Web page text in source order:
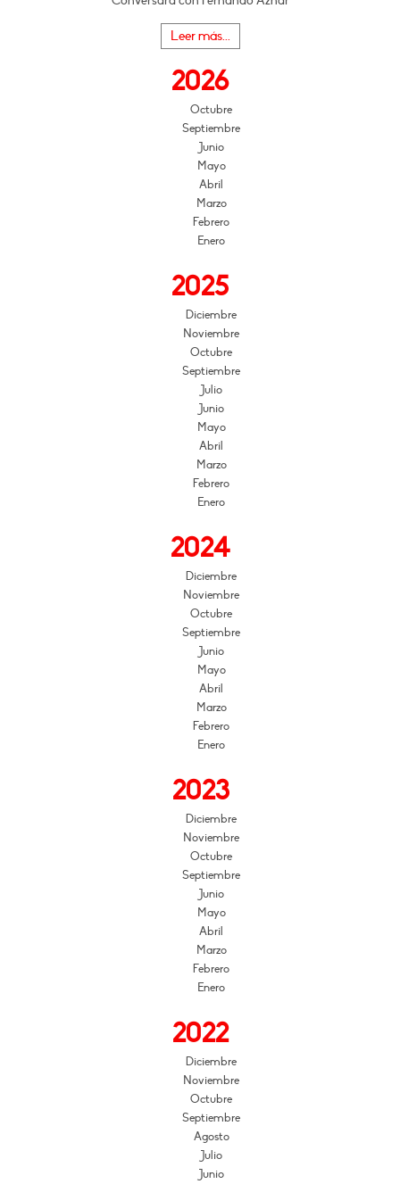
Leer más...
2026
Octubre
Septiembre
Junio
Mayo
Abril
Marzo
Febrero
Enero
2025
Diciembre
Noviembre
Octubre
Septiembre
Julio
Junio
Mayo
Abril
Marzo
Febrero
Enero
2024
Diciembre
Noviembre
Octubre
Septiembre
Junio
Mayo
Abril
Marzo
Febrero
Enero
2023
Diciembre
Noviembre
Octubre
Septiembre
Junio
Mayo
Abril
Marzo
Febrero
Enero
2022
Diciembre
Noviembre
Octubre
Septiembre
Agosto
Julio
Junio